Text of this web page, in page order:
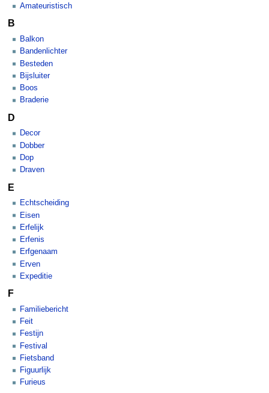
Amateuristisch
B
Balkon
Bandenlichter
Besteden
Bijsluiter
Boos
Braderie
D
Decor
Dobber
Dop
Draven
E
Echtscheiding
Eisen
Erfelijk
Erfenis
Erfgenaam
Erven
Expeditie
F
Familiebericht
Feit
Festijn
Festival
Fietsband
Figuurlijk
Furieus